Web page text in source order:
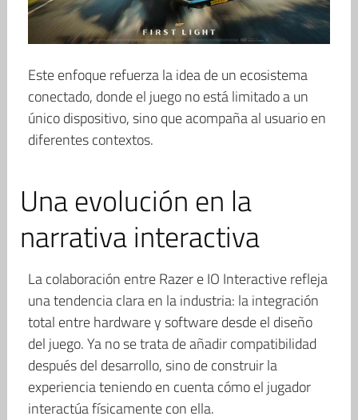
Este enfoque refuerza la idea de un ecosistema
conectado, donde el juego no está limitado a un
único dispositivo, sino que acompaña al usuario en
diferentes contextos.
Una evolución en la
narrativa interactiva
La colaboración entre Razer e IO Interactive refleja
una tendencia clara en la industria: la integración
total entre hardware y software desde el diseño
del juego. Ya no se trata de añadir compatibilidad
después del desarrollo, sino de construir la
experiencia teniendo en cuenta cómo el jugador
interactúa físicamente con ella.